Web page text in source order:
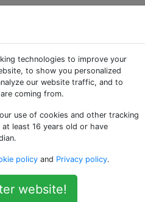
und
Diese Frage entspricht nicht
Stapelüberlauf
akzeptiert.
technologies to improve your
to show you personalized
our website traffic, and to
coming from.
use of cookies and other tracking
least 16 years old or have
policy and Privacy policy.
website!